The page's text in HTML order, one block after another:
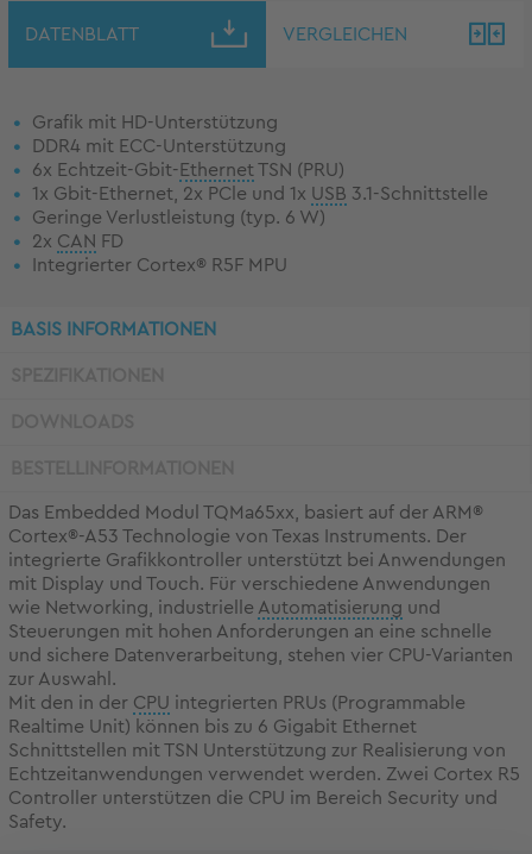
DATENBLATT VERGLEICHEN
Grafik mit HD-Unterstützung
DDR4 mit ECC-Unterstützung
6x Echtzeit-Gbit- Ethernet TSN (PRU)
1x Gbit-Ethernet, 2x PCle und 1x USB 3.1-Schnittstelle
Geringe Verlustleistung (typ. 6 W)
2x CAN FD
Integrierter Cortex® R5F MPU
BASIS INFORMATIONEN
Das Embedded Modul TQMa65xx, basiert auf der ARM®
Cortex®-A53 Technologie von Texas Instruments. Der
integrierte Grafikkontroller unterstützt bei Anwendungen
mit Display und Touch. Für verschiedene Anwendungen
wie Networking, industrielle Automatisierung und
Steuerungen mit hohen Anforderungen an eine schnelle
und sichere Datenverarbeitung, stehen vier CPU-Varianten
zur Auswahl.
Mit den in der CPU integrierten PRUs (Programmable
Realtime Unit) können bis zu 6 Gigabit Ethernet
Schnittstellen mit TSN Unterstützung zur Realisierung von
Echtzeitanwendungen verwendet werden. Zwei Cortex R5
Controller unterstützen die CPU im Bereich Security und
Safety.